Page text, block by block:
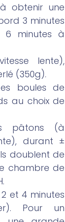
obtenir une
3 minutes
6 minutes à
lente),
(350g).
boules de
au choix de
pâtons (à
durant ±
doublent de
chambre de
et 4 minutes
Pour un